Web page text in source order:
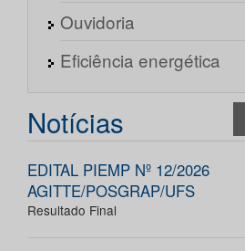
Ouvidoria
Eficiência energética
Notícias
EDITAL PIEMP Nº 12/2026
AGITTE/POSGRAP/UFS
Resultado Final